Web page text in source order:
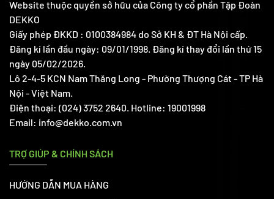
Website thuộc quyền sở hữu của Công ty cổ phần Tập Đoàn
DEKKO
Giấy phép ĐKKD : 0100384984 do Sở KH & ĐT Hà Nội cấp.
Đăng kí lần đầu ngày: 09/01/1998. Đăng kí thay đổi lần thứ 15
ngày 05/02/2026.
Lô 2-4-5 KCN Nam Thăng Long - Phường Thượng Cát - TP Hà
Nội - Việt Nam.
Điện thoại: (024) 3752 2640. Hotline: 19001998
Email: info@dekko.com.vn
TRỢ GIÚP & CHÍNH SÁCH
HƯỚNG DẪN MUA HÀNG